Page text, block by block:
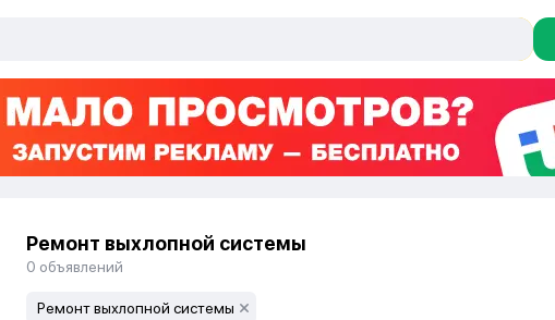
Ремонт выхлопной системы
0 объявлений
Ремонт выхлопной системы